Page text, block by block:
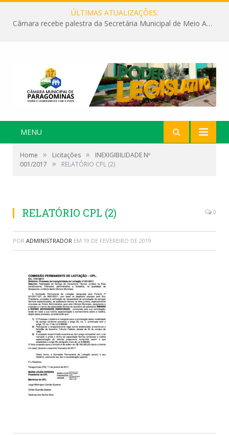
ÚLTIMAS ATUALIZAÇÕES:
Câmara recebe palestra da Secretária Municipal de Meio Ambiente sobre as ações da “SEMANA DO MEIO AMBIENTE”
MENU
Home » Licitações »
INEXIGIBILIDADE Nº
001/2017
» RELATÓRIO CPL (2)
RELATÓRIO CPL (2) 0
POR ADMINISTRADOR EM 19 DE FEVEREIRO DE 2019